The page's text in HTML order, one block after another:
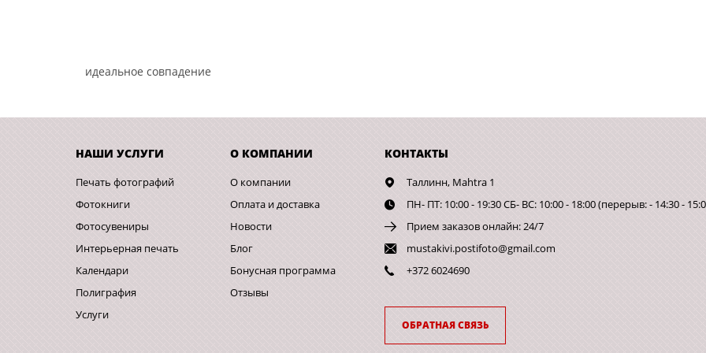
идеальное совпадение
НАШИ УСЛУГИ
Печать фотографий
Фотокниги
Фотосувениры
Интерьерная печать
Календари
Полиграфия
Услуги
О КОМПАНИИ
О компании
Оплата и доставка
Новости
Блог
Бонусная программа
Отзывы
КОНТАКТЫ
Таллинн, Mahtra 1
ПН- ПТ: 10:00 - 19:30 СБ- ВС: 10:00 - 18:00 (перерыв: - 14:30 -
Прием заказов онлайн: 24/7
mustakivi.postifoto@gmail.com
+372 6024690
ОБРАТНАЯ СВЯЗЬ